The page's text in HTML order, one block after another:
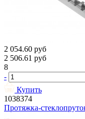
2 054.60 руб
2 506.61 руб
8
-
Купить
1038374
Протяжка-